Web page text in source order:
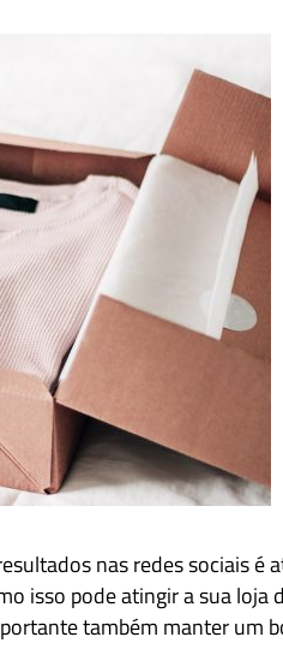
nas redes sociais é
isso pode atingir a sua loja
também manter um
Linkedin